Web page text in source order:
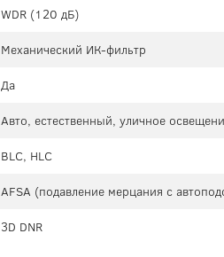
WDR (120 дБ)
Механический ИК-фильтр
Да
Авто, естественный, уличное
BLC, HLC
AFSA (подавление мерцания с
3D DNR